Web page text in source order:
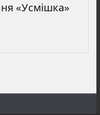
«Усмішка»